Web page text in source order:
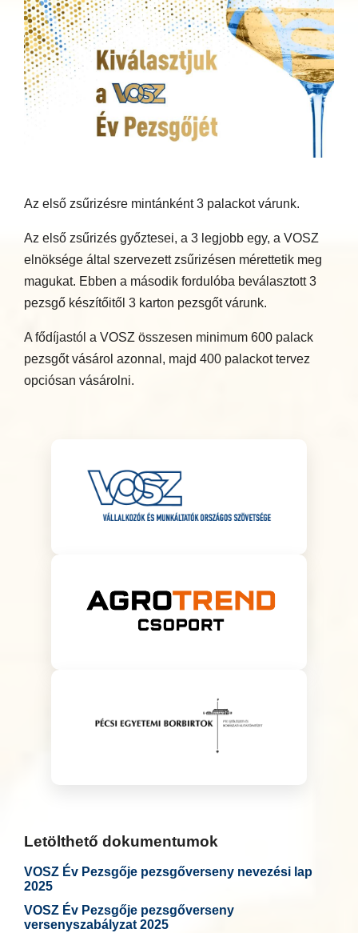
Az első zsűrizésre mintánként 3 palackot várunk.
Az első zsűrizés győztesei, a 3 legjobb egy, a VOSZ
elnöksége által szervezett zsűrizésen mérettetik meg
magukat. Ebben a második fordulóba beválasztott 3
pezsgő készítőitől 3 karton pezsgőt várunk.
A fődíjastól a VOSZ összesen minimum 600 palack
pezsgőt vásárol azonnal, majd 400 palackot tervez
opciósan vásárolni.
Letölthető dokumentumok
VOSZ Év Pezsgője pezsgőverseny nevezési lap
2025
VOSZ Év Pezsgője pezsgőverseny
versenyszabályzat 2025